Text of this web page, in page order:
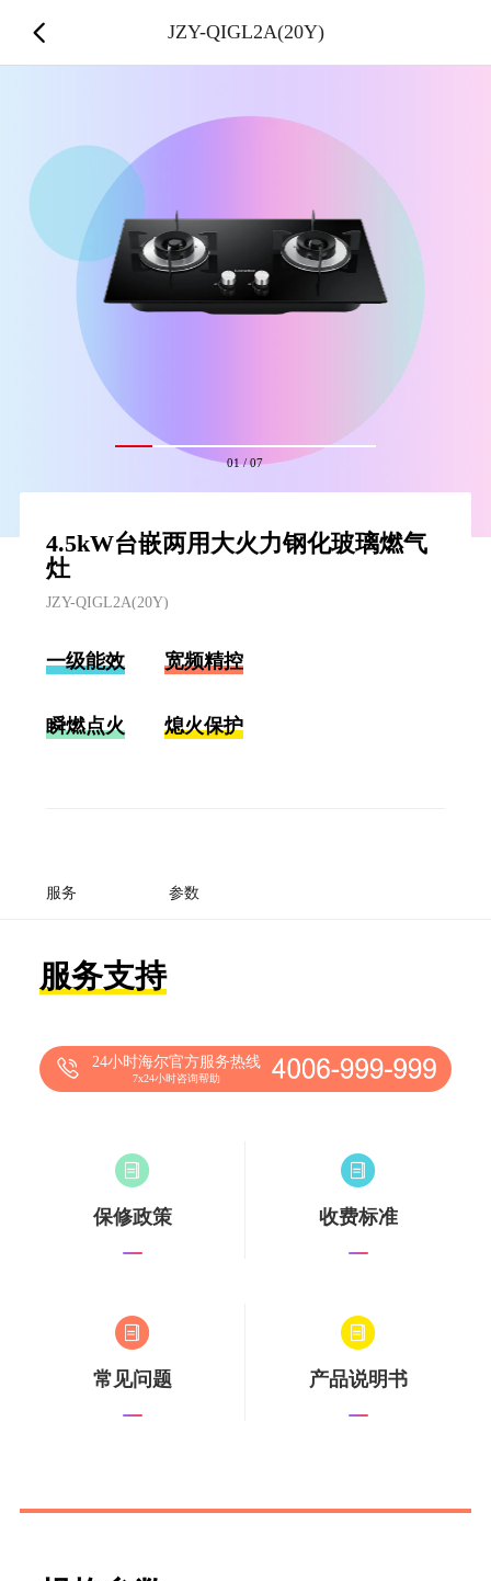
01/07
4.5kW台嵌两用大火力钢化玻璃燃气
灶
JZY-QIGL2A(20Y)
一级能效 宽频精控
瞬燃点火 熄火保护
服务 参数
服务支持
24小时海尔官方服务热线
7x24小时咨询帮助
保修政策 收费标准
常见问题 产品说明书
JZY-QIGL2A(20Y)